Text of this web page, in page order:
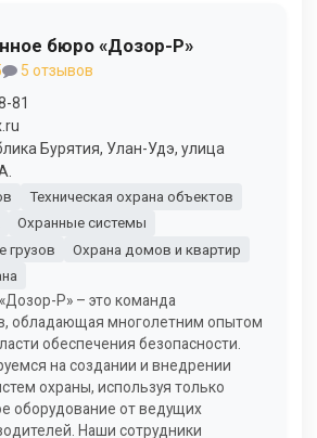
бюро «Дозор-Р»
5 отзывов
81
Бурятия, Улан-Удэ, улица
Техническая охрана объектов
Охранные системы
грузов
Охрана домов и квартир
Р» – это команда
обладающая многолетним опытом
обеспечения безопасности.
на создании и внедрении
охраны, используя только
оборудование от ведущих
Наши сотрудники